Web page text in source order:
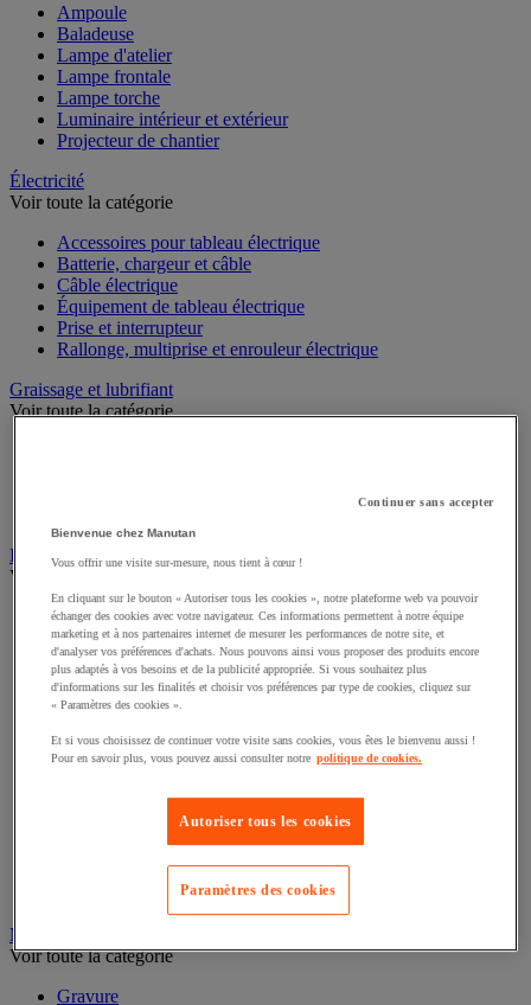
Ampoule
Baladeuse
Lampe d'atelier
Lampe frontale
Lampe torche
Luminaire intérieur et extérieur
Projecteur de chantier
Électricité
Voir toute la catégorie
Accessoires pour tableau électrique
Batterie, chargeur et câble
Câble électrique
Équipement de tableau électrique
Prise et interrupteur
Rallonge, multiprise et enrouleur électrique
Graissage et lubrifiant
Voir toute la catégorie
Instrument de mesure
Voir toute la catégorie
Balance industrielle
Compteur et compteur-métreur
Dynamomètre
Équipement optique
Instrument de mesure de laboratoire
Mesure de la vitesse
Mesure de l'environnement
Mesure et repère de chantier
Mesure topographique
Mesureur et détecteur d'épaisseur
Thermomètre et thermohygromètre
Marquage
Voir toute la catégorie
Gravure
Continuer sans accepter
Bienvenue chez Manutan
Vous offrir une visite sur-mesure, nous tient à cœur !
En cliquant sur le bouton « Autoriser tous les cookies », notre plateforme web va pouvoir
échanger des cookies avec votre navigateur. Ces informations permettent à notre équipe
marketing et à nos partenaires internet de mesurer les performances de notre site, et
d'analyser vos préférences d'achats. Nous pouvons ainsi vous proposer des produits encore
plus adaptés à vos besoins et de la publicité appropriée. Si vous souhaitez plus
d'informations sur les finalités et choisir vos préférences par type de cookies, cliquez sur
« Paramètres des cookies ».
Et si vous choisissez de continuer votre visite sans cookies, vous êtes le bienvenu aussi !
Pour en savoir plus, vous pouvez aussi consulter notre politique de cookies.
Autoriser tous les cookies
Paramètres des cookies